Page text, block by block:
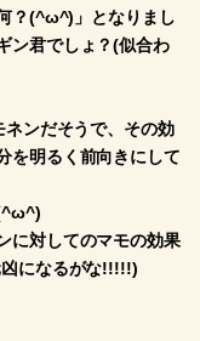
？(^ω^)」となりまし
君でしょ？(似合わ
ンだそうで、その効
を明るく前向きにして
に対してのマモの効果
になるがな!!!!!)